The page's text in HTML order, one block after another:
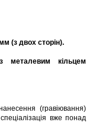
(з двох сторін).
металевим кільцем
(гравіювання)
вже понад